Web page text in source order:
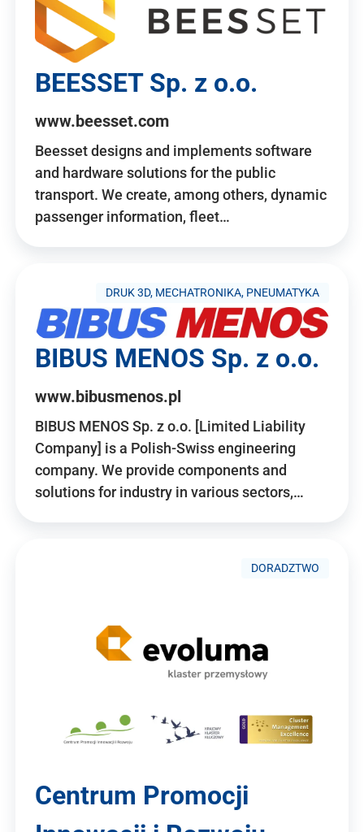
BEESSET Sp. z o.o.
www.beesset.com
Beesset designs and implements software
and hardware solutions for the public
transport. We create, among others, dynamic
passenger information, fleet…
DRUK 3D, MECHATRONIKA, PNEUMATYKA
BIBUS MENOS Sp. z o.o.
www.bibusmenos.pl
BIBUS MENOS Sp. z o.o. [Limited Liability
Company] is a Polish-Swiss engineering
company. We provide components and
solutions for industry in various sectors,…
DORADZTWO
Centrum Promocji